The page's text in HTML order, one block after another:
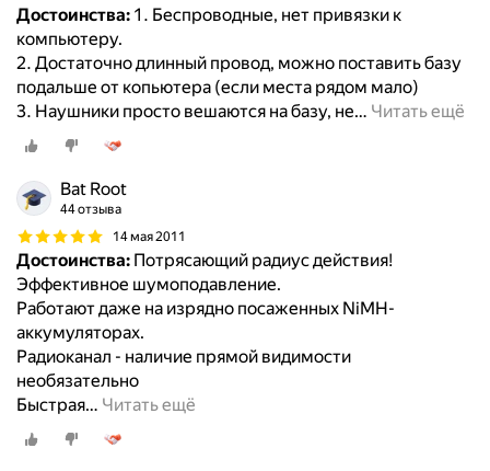
Достоинства: 1. Беспроводные, нет привязки к
компьютеру.
2. Достаточно длинный провод, можно поставить базу
подальше от копьютера (если места рядом мало)
3. Наушники просто вешаются на базу, не… Читать ещё
Bat Root
44 отзыва
14 мая 2011
Достоинства: Потрясающий радиус действия!
Эффективное шумоподавление.
Работают даже на изрядно посаженных NiMH-
аккумуляторах.
Радиоканал - наличие прямой видимости
необязательно
Быстрая… Читать ещё